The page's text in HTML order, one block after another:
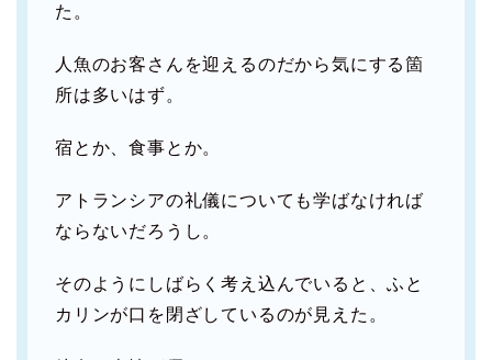
た。
人魚のお客さんを迎えるのだから気にする箇
所は多いはず。
宿とか、食事とか。
アトランシアの礼儀についても学ばなければ
ならないだろうし。
そのようにしばらく考え込んでいると、ふと
カリンが口を閉ざしているのが見えた。